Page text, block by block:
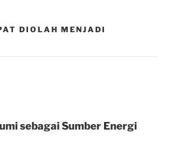
DIOLAH MENJADI
sebagai Sumber Energi